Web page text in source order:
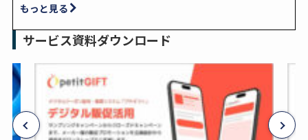
もっと見る
サービス資料ダウンロード